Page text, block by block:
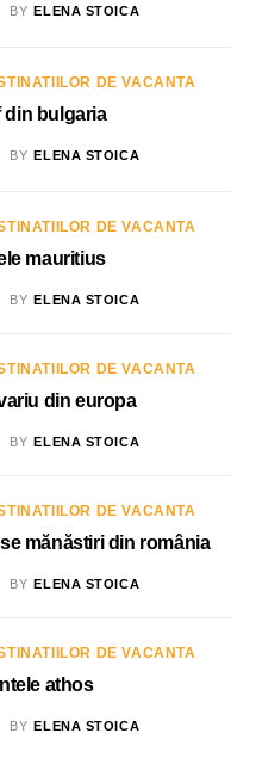
BY ELENA STOICA
DE VACANTA
din bulgaria
BY ELENA STOICA
DE VACANTA
mauritius
BY ELENA STOICA
DE VACANTA
din europa
BY ELENA STOICA
DE VACANTA
mănăstiri din românia
BY ELENA STOICA
DE VACANTA
athos
BY ELENA STOICA